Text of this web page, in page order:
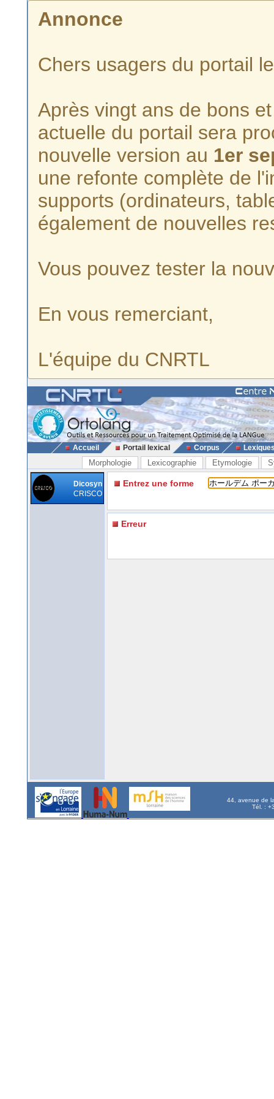
Annonce
Chers usagers du portail
Après vingt ans de bons
actuelle du portail sera
nouvelle version au 1er
une refonte complète de
supports (ordinateurs,
également de nouvelles
Vous pouvez tester la
En vous remerciant,
L'équipe du CNRTL
Accueil Portail lexical Corpus
Morphologie Lexicographie Etymologie
Dicosyn
CRISCO
Entrez une forme
Erreur
44, avenue de
Tél. :